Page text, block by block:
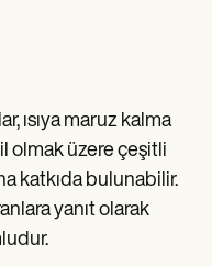
ısıya maruz kalma
olmak üzere çeşitli
katkıda bulunabilir.
yanıt olarak